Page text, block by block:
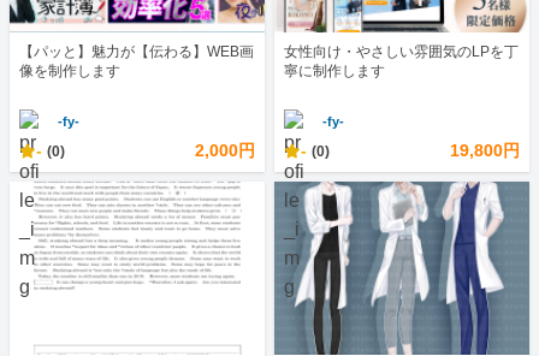
【パッと】魅力が【伝わる】WEB画
像を制作します
-fy-
- (0) 2,000円
女性向け・やさしい雰囲気のLPを丁
寧に制作します
-fy-
- (0) 19,800円